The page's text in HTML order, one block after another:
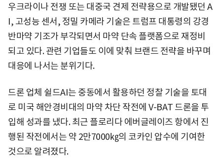
우크라이나 전쟁 또는 대중국 견제 전략용으로 개발됐던 A
I, 고성능 센서, 정밀 카메라 기술은 트럼프 대통령의 강경
반마약 기조가 부각되면서 마약 단속 플랫폼으로 재정비
되고 있다. 관련 기업들도 이에 맞춰 브랜드 전략을 바꾸며
대응에 나서는 분위기다.
드론 업체 쉴드AI는 중동에서 활용하던 정찰 기술을 토대
로 미국 해안경비대의 마약 차단 작전에 V-BAT 드론을 투
입해 성과를 냈다. 최근 플로리다 에버글레이즈 항에서 진
행된 작전에서는 약 2만7000㎏의 코카인 압수에 기여한
것으로 알려졌다.